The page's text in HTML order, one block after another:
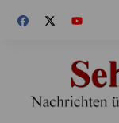
Inhalt